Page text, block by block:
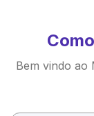
Bem vindo ao